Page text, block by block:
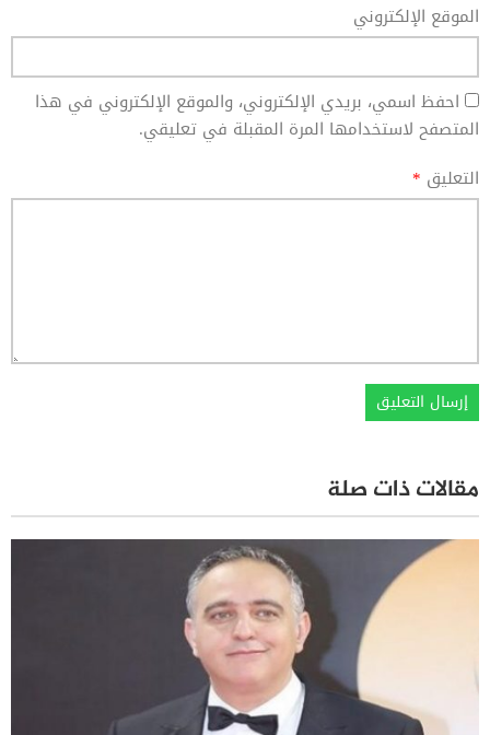
الموقع الإلكتروني
احفظ اسمي، بريدي الإلكتروني، والموقع الإلكتروني في هذا
المتصفح لاستخدامها المرة المقبلة في تعليقي.
التعليق *
مقالات ذات صلة